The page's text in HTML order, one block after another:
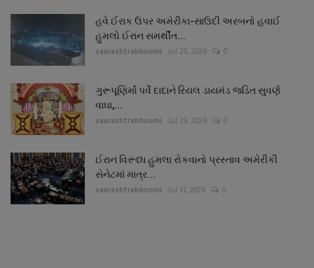
હવે ઈરાક ઉપર અમેરીકા-સાઉદી અરબનો હવાઈ
હુમલો ઈરાન સમર્થીત...
saurashtrabhoomi Jul 29, 2026 0
ગુરૂપૂણિર્માં પર્વે દાદાને રિયલ ડાયમંડ જડિત સુવર્ણ
વાઘા,...
saurashtrabhoomi Jul 29, 2026 0
ઈરાન વિરૂધ્ધ હુમલા રોકવાનો પ્રસ્તાવ અમેરીકી
સેનેટમાં માત્ર...
saurashtrabhoomi Jul 31, 2026 0